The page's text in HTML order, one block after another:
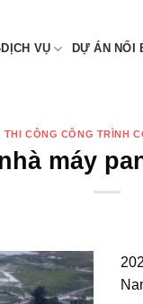
VỤ DỰ ÁN NỔI
THI CÔNG CÔNG TRÌNH
máy